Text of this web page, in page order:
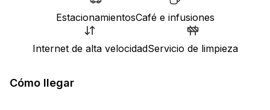
EstacionamientosCafé e infusiones
Internet de alta velocidadServicio de limpieza
Cómo llegar